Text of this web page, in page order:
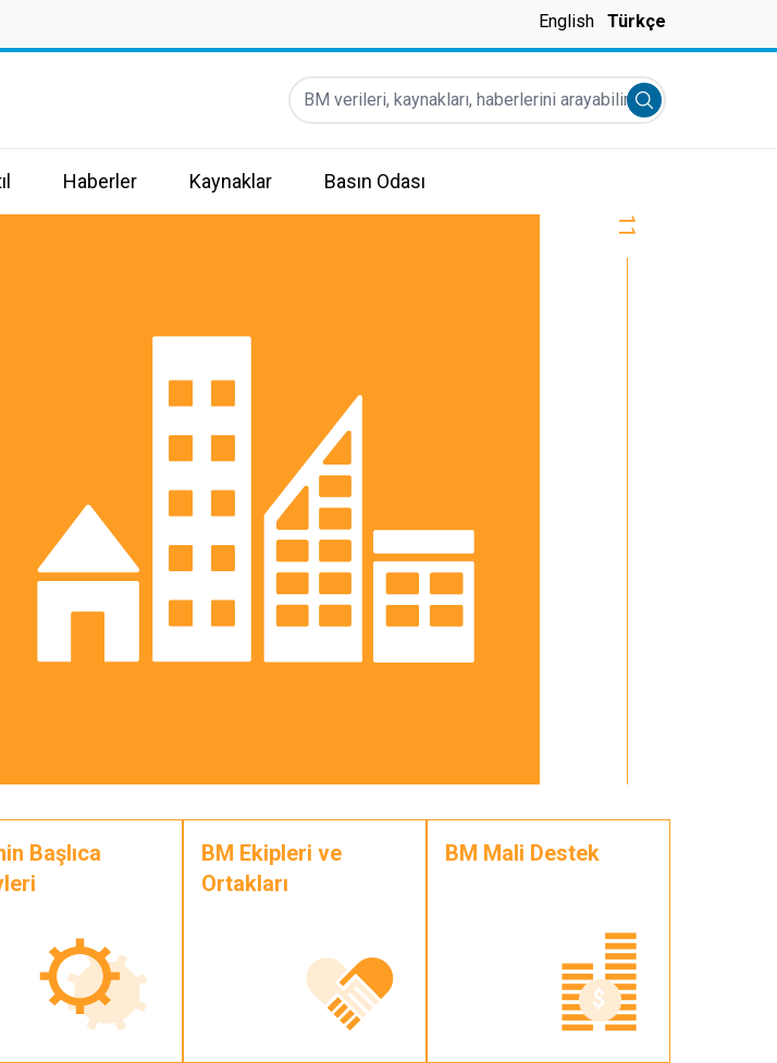
English Türkçe
BM verileri, kaynakları, haberlerini arayabilirsiniz
Submit search
Haberler Kaynaklar Basın Odası
11
Başlıca
BM Ekipleri ve
Ortakları
BM Mali Destek